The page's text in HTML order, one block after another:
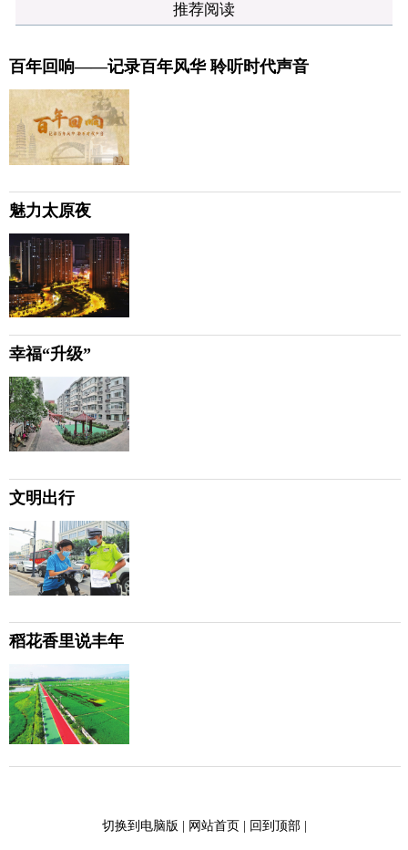
推荐阅读
百年回响——记录百年风华 聆听时代声音
魅力太原夜
幸福“升级”
文明出行
稻花香里说丰年
切换到电脑版 | 网站首页| 回到顶部|